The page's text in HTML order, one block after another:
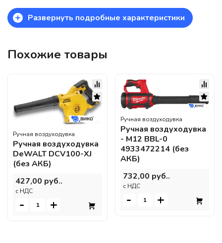
+ Развернуть подробные характеристики
Похожие товары
Ручная воздуходувка
Ручная воздуходувка
DeWALT DCV100-XJ
(без АКБ)
427,00 руб..
c НДС
- +
Ручная воздуходувка
Ручная воздуходувка
- M12 BBL-0
4933472214 (без
АКБ)
732,00 руб..
c НДС
- +